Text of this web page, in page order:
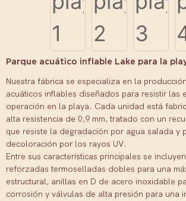
Parque acuático inflable Lake para la
Nuestra fábrica se especializa en la
acuáticos inflables diseñados para resistir las
operación en la playa. Cada unidad está
alta resistencia de 0,9 mm, tratado con un
que resiste la degradación por agua salada y
decoloración por los rayos UV.
Entre sus características principales se
reforzadas termoselladas dobles para una
estructural, anillas en D de acero inoxidable
corrosión y válvulas de alta presión para una